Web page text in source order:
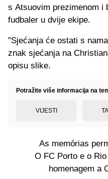
s Atsuovim prezimenom i
fudbaler u dvije ekipe.
"Sjećanja će ostati s
znak sjećanja na
opisu slike.
Potražite više informacija na
VIJESTI
As memórias
O FC Porto e o
homenagem a